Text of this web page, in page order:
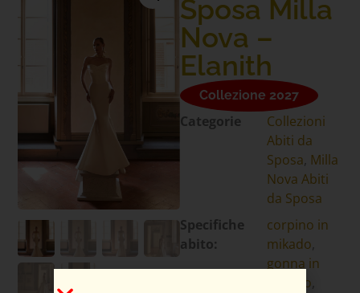
Sposa Milla
Nova –
Elanith
Collezione 2027
Categorie
Collezioni
Abiti da
Sposa Milla
Nova Abiti
da Sposa
Specifiche
abito:
corpino in
mikado
gonna in
mikado